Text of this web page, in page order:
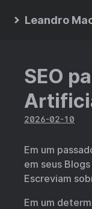
Leandro
SEO
2026-02-10
Em um
em seus
Escreviam
Em um